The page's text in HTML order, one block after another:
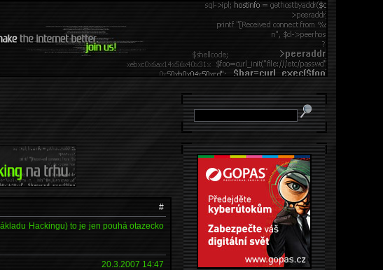
#
Hackingu) to je jen pouhá otazecko
20.3.2007 14:47